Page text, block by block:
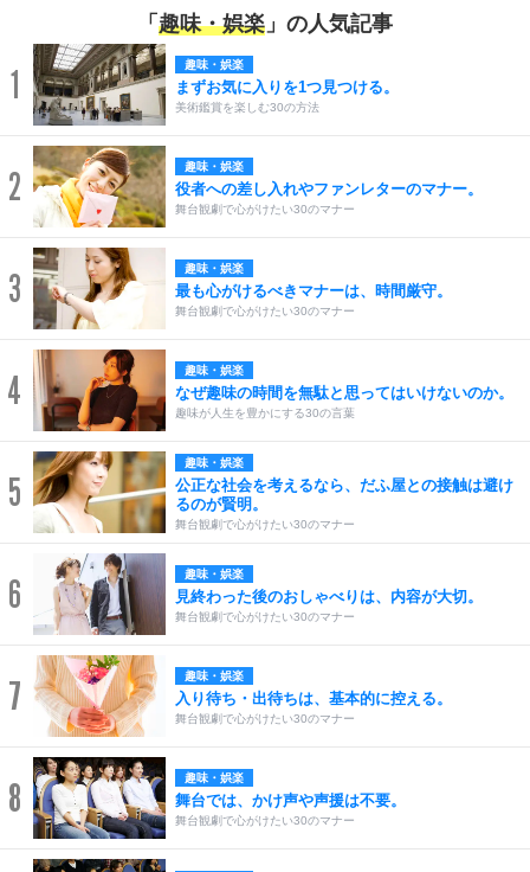
「 趣味・娯楽 」の人気記事
1 趣味・娯楽
まずお気に入りを1つ見つける。
美術鑑賞を楽しむ30の方法
2 趣味・娯楽
役者への差し入れやファンレターのマナー。
舞台観劇で心がけたい30のマナー
3 趣味・娯楽
最も心がけるべきマナーは、時間厳守。
舞台観劇で心がけたい30のマナー
4 趣味・娯楽
なぜ趣味の時間を無駄と思ってはいけないのか。
趣味が人生を豊かにする30の言葉
5
趣味・娯楽
公正な社会を考えるなら、だふ屋との接触は避け
るのが賢明。
舞台観劇で心がけたい30のマナー
6 趣味・娯楽
見終わった後のおしゃべりは、内容が大切。
舞台観劇で心がけたい30のマナー
7 趣味・娯楽
入り待ち・出待ちは、基本的に控える。
舞台観劇で心がけたい30のマナー
8 趣味・娯楽
舞台では、かけ声や声援は不要。
舞台観劇で心がけたい30のマナー